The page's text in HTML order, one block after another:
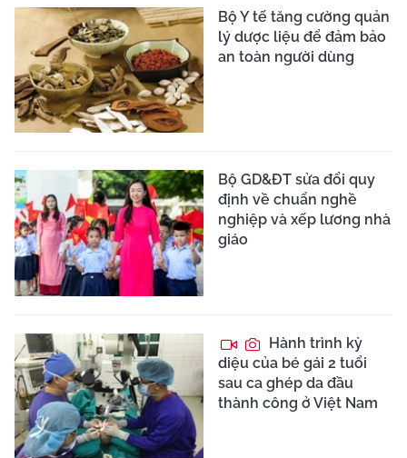
Bộ Y tế tăng cường quản
lý dược liệu để đảm bảo
an toàn người dùng
Bộ GD&ĐT sửa đổi quy
định về chuẩn nghề
nghiệp và xếp lương nhà
giáo
Hành trình kỳ
diệu của bé gái 2 tuổi
sau ca ghép da đầu
thành công ở Việt Nam